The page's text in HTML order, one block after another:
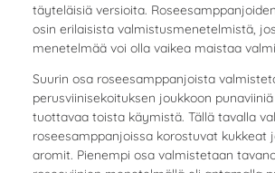
täyteläisiä versioita.
osin erilaisista valmistusmenetelmistä,
menetelmää voi olla vaikea maistaa
Suurin osa roseesamppanjoista
perusviinisekoituksen joukkoon
tuottavaa toista käymistä. Tällä tavalla
roseesamppanjoissa korostuvat kukkeat
aromit. Pienempi osa valmistetaan